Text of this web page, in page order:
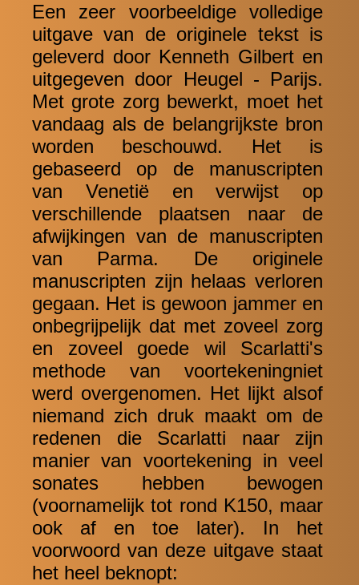
Een zeer voorbeeldige volledige
uitgave van de originele tekst is
geleverd door Kenneth Gilbert en
uitgegeven door Heugel - Parijs.
Met grote zorg bewerkt, moet het
vandaag als de belangrijkste bron
worden beschouwd. Het is
gebaseerd op de manuscripten
van Venetië en verwijst op
verschillende plaatsen naar de
afwijkingen van de manuscripten
van Parma. De originele
manuscripten zijn helaas verloren
gegaan. Het is gewoon jammer en
onbegrijpelijk dat met zoveel zorg
en zoveel goede wil Scarlatti's
methode van voortekeningniet
werd overgenomen. Het lijkt alsof
niemand zich druk maakt om de
redenen die Scarlatti naar zijn
manier van voortekening in veel
sonates hebben bewogen
(voornamelijk tot rond K150, maar
ook af en toe later). In het
voorwoord van deze uitgave staat
het heel beknopt: